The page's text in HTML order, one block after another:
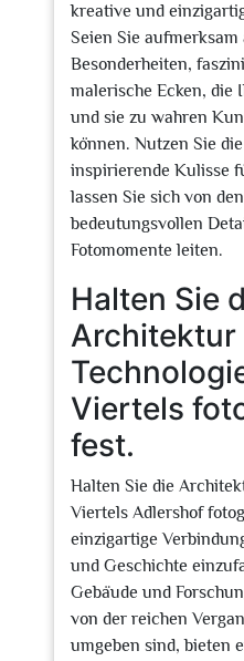
kreative und
Seien Sie
Besonderheiten,
malerische Ecken, die
und sie zu wahren
können. Nutzen Sie
inspirierende Kulisse
lassen Sie sich von
bedeutungsvollen
Fotomomente leiten.
Halten Sie
Architektur
Viertels
fest.
Halten Sie die
Viertels Adlershof
einzigartige
und Geschichte
Gebäude und
von der reichen
umgeben sind, bieten